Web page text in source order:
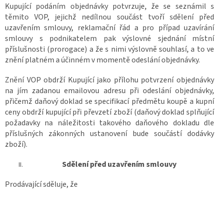
Kupující podáním objednávky potvrzuje, že se seznámil s
těmito VOP, jejichž nedílnou součást tvoří sdělení před
uzavřením smlouvy, reklamační řád a pro případ uzavírání
smlouvy s podnikatelem pak výslovné sjednání místní
příslušnosti (prorogace) a že s nimi výslovně souhlasí, a to ve
znění platném a účinném v momentě odeslání objednávky.
Znění VOP obdrží Kupující jako přílohu potvrzení objednávky
na jím zadanou emailovou adresu při odeslání objednávky,
přičemž daňový doklad se specifikací předmětu koupě a kupní
ceny obdrží kupující při převzetí zboží (daňový doklad splňující
požadavky na náležitosti takového daňového dokladu dle
příslušných zákonných ustanovení bude součástí dodávky
zboží).
Sdělení před uzavřením smlouvy
Prodávající sděluje, že